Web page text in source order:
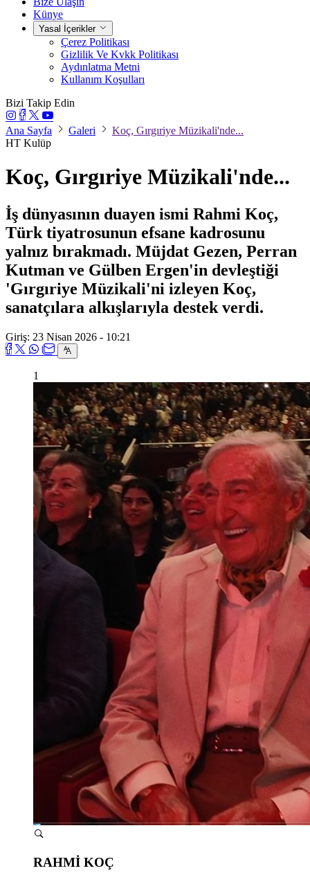
Künye
Yasal İçerikler
Çerez Politikası
Gizlilik Ve Kvkk Politikası
Aydınlatma Metni
Kullanım Koşulları
Bizi Takip Edin
Ana Sayfa Galeri
Koç, Gırgıriye Müzikali'nde...
HT Kulüp
Koç, Gırgıriye Müzikali'nde...
İş dünyasının duayen ismi Rahmi Koç,
Türk tiyatrosunun efsane kadrosunu
yalnız bırakmadı. Müjdat Gezen, Perran
Kutman ve Gülben Ergen'in devleştiği
'Gırgıriye Müzikali'ni izleyen Koç,
sanatçılara alkışlarıyla destek verdi.
Giriş: 23 Nisan 2026 - 10:21
1
RAHMİ KOÇ